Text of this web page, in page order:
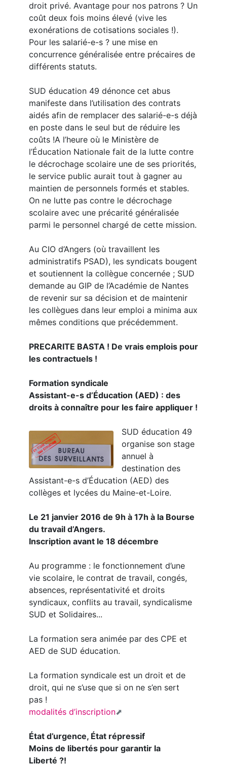
droit privé. Avantage pour nos patrons ? Un
coût deux fois moins élevé (vive les
exonérations de cotisations sociales !).
Pour les salarié-e-s ? une mise en
concurrence généralisée entre précaires de
différents statuts.
SUD éducation 49 dénonce cet abus
manifeste dans l’utilisation des contrats
aidés afin de remplacer des salarié-e-s déjà
en poste dans le seul but de réduire les
coûts !A l’heure où le Ministère de
l’Éducation Nationale fait de la lutte contre
le décrochage scolaire une de ses priorités,
le service public aurait tout à gagner au
maintien de personnels formés et stables.
On ne lutte pas contre le décrochage
scolaire avec une précarité généralisée
parmi le personnel chargé de cette mission.
Au CIO d’Angers (où travaillent les
administratifs PSAD), les syndicats bougent
et soutiennent la collègue concernée ; SUD
demande au GIP de l’Académie de Nantes
de revenir sur sa décision et de maintenir
les collègues dans leur emploi a minima aux
mêmes conditions que précédemment.
PRECARITE BASTA ! De vrais emplois pour
les contractuels !
Formation syndicale
Assistant-e-s d’Éducation (AED) : des
droits à connaître pour les faire appliquer !
SUD éducation 49
organise son stage
annuel à
destination des
Assistant-e-s d’Éducation (AED) des
collèges et lycées du Maine-et-Loire.
Le 21 janvier 2016 de 9h à 17h à la Bourse
du travail d’Angers.
Inscription avant le 18 décembre
Au programme : le fonctionnement d’une
vie scolaire, le contrat de travail, congés,
absences, représentativité et droits
syndicaux, conflits au travail, syndicalisme
SUD et Solidaires...
La formation sera animée par des CPE et
AED de SUD éducation.
La formation syndicale est un droit et de
droit, qui ne s’use que si on ne s’en sert
pas !
modalités d’inscription
État d’urgence, État répressif
Moins de libertés pour garantir la
Liberté ?!